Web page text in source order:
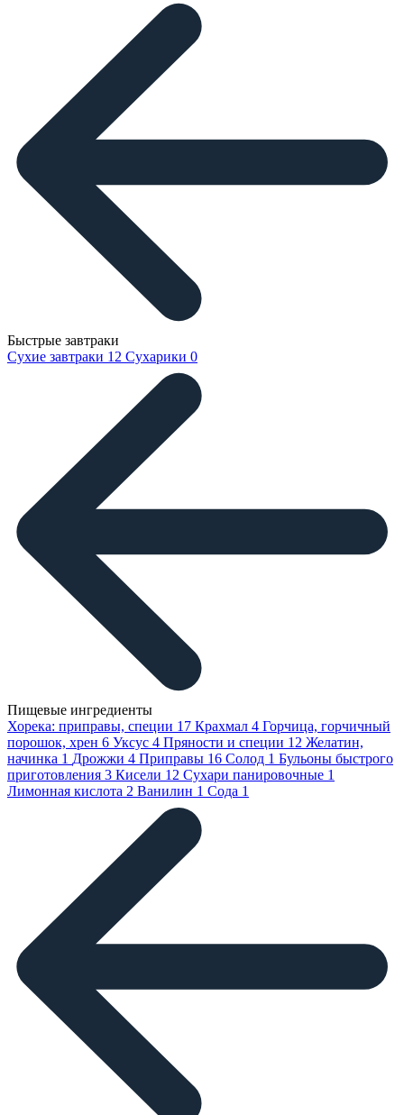
Быстрые завтраки
Сухие завтраки 12 Сухарики 0
Пищевые ингредиенты
Хорека: приправы, специи 17 Крахмал 4 Горчица, горчичный
порошок, хрен 6 Уксус 4 Пряности и специи 12 Желатин,
начинка 1 Дрожжи 4 Приправы 16 Солод 1 Бульоны быстрого
приготовления 3 Кисели 12 Сухари панировочные 1
Лимонная кислота 2 Ванилин 1 Сода 1